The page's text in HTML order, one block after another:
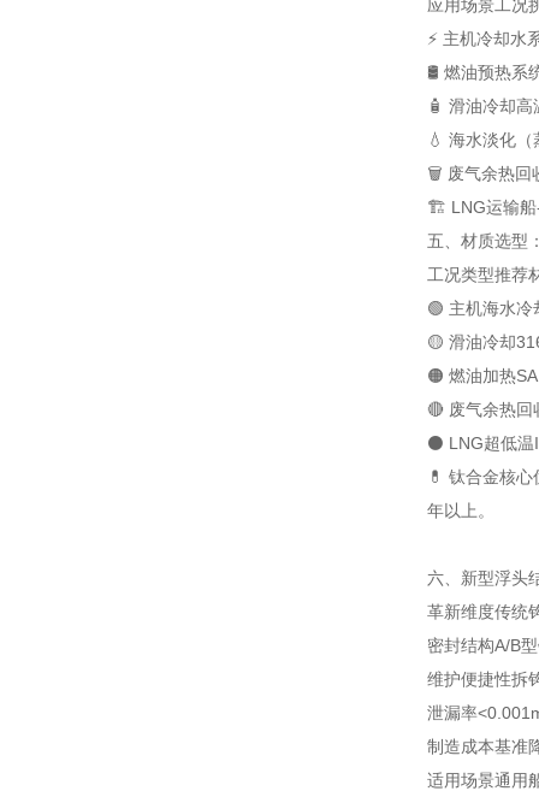
应用场景 工况
⚡ 主机冷却水
🛢️ 燃油预热系
🧴 滑油冷却高
💧 海水淡化（
🗑️ 废气余热回
🏗️ LNG运输船
五、材质选型
工况类型推荐
🟢 主机海水冷
🟡 滑油冷却
🟠 燃油加热
🔴 废气余热回
⚫ LNG超低温
💊 钛合金核
年以上。
六、新型浮头
革新维度传统
密封结构A/B
维护便捷性拆
泄漏率
制造成本基准
适用场景通用